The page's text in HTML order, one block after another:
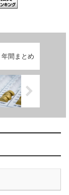
間まとめ